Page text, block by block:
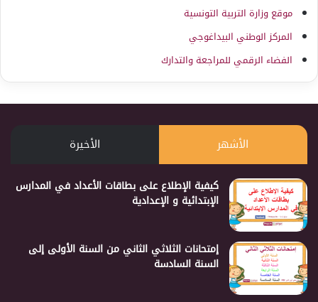
موقع وزارة التربية التونسية
المركز الوطني البيداغوجي
الفضاء الرقمي للمراجعة والتدارك
الأشهر الأخيرة
كيفية الإطلاع على بطاقات الأعداد في المدارس
الإبتدائية و الإعدادية
إمتحانات الثلاثي الثاني من السنة الأولى إلى
السنة السادسة